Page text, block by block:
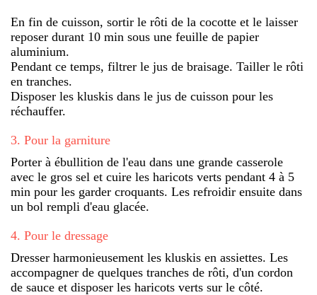
En fin de cuisson, sortir le rôti de la cocotte et le laisser
reposer durant 10 min sous une feuille de papier
aluminium.
Pendant ce temps, filtrer le jus de braisage. Tailler le rôti
en tranches.
Disposer les kluskis dans le jus de cuisson pour les
réchauffer.
3. Pour la garniture
Porter à ébullition de l'eau dans une grande casserole
avec le gros sel et cuire les haricots verts pendant 4 à 5
min pour les garder croquants. Les refroidir ensuite dans
un bol rempli d'eau glacée.
4. Pour le dressage
Dresser harmonieusement les kluskis en assiettes. Les
accompagner de quelques tranches de rôti, d'un cordon
de sauce et disposer les haricots verts sur le côté.